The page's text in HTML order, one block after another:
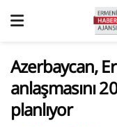
Azerbaycan,
anlaşmasını
planlıyor